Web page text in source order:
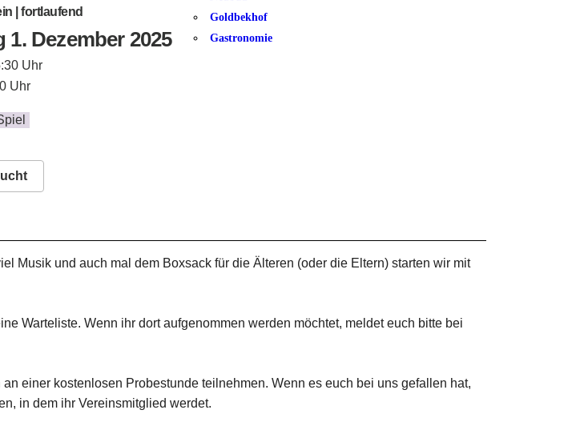
Goldbekhof
Gastronomie
| fortlaufend
1. Dezember 2025
Uhr
Uhr
Musik und auch mal dem Boxsack für die Älteren (oder die Eltern) starten wir mit
Warteliste. Wenn ihr dort aufgenommen werden möchtet, meldet euch bitte bei
einer kostenlosen Probestunde teilnehmen. Wenn es euch bei uns gefallen hat,
in dem ihr Vereinsmitglied werdet.